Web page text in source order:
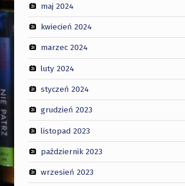
maj 2024
kwiecień 2024
marzec 2024
luty 2024
styczeń 2024
grudzień 2023
listopad 2023
październik 2023
wrzesień 2023